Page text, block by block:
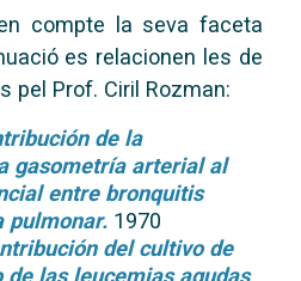
compte la seva faceta
es relacionen les de
pel Prof. Ciril Rozman:
de la
gasometría arterial al
entre bronquitis
pulmonar. 1970
del cultivo de
de las leucemias agudas